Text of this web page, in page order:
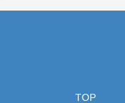
TOP